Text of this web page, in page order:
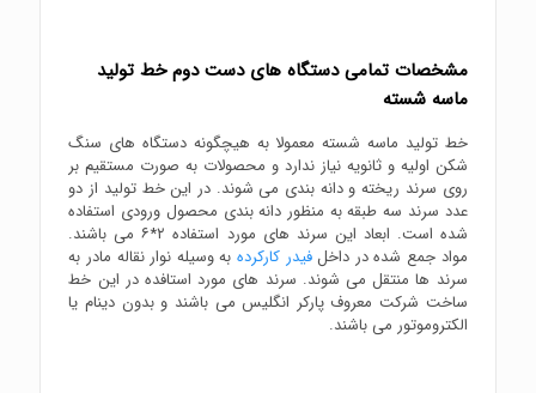
مشخصات تمامی دستگاه های دست دوم خط تولید
ماسه شسته
خط تولید ماسه شسته معمولا به هیچگونه دستگاه های سنگ
شکن اولیه و ثانویه نیاز ندارد و محصولات به صورت مستقیم بر
روی سرند ریخته و دانه بندی می شوند. در این خط تولید از دو
عدد سرند سه طبقه به منظور دانه بندی محصول ورودی استفاده
شده است. ابعاد این سرند های مورد استفاده ۲*۶ می باشند.
مواد جمع شده در داخلفیدر کارکردهبه وسیله نوار نقاله مادر به
سرند ها منتقل می شوند. سرند های مورد استافده در این خط
ساخت شرکت معروف پارکر انگلیس می باشند و بدون دینام یا
الکتروموتور می باشند.